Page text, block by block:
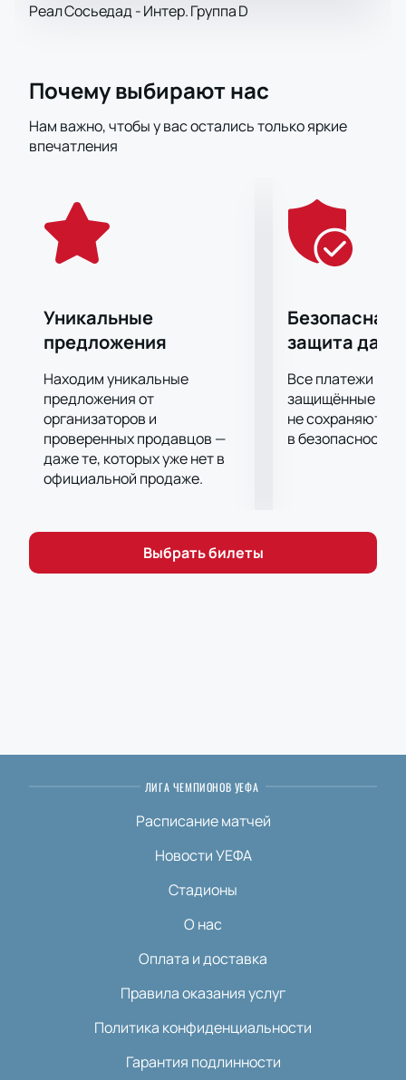
Реал Сосьедад - Интер. Группа D
Почему выбирают нас
Нам важно, чтобы у вас остались только яркие
впечатления
Уникальные
предложения
Находим уникальные
предложения от
организаторов и
проверенных продавцов —
даже те, которых уже нет в
официальной продаже.
Безопасная
защита
Все платежи
защищённые
не сохраняются
в безопасности.
Выбрать билеты
ЛИГА ЧЕМПИОНОВ УЕФА
Расписание матчей
Новости УЕФА
Стадионы
О нас
Оплата и доставка
Правила оказания услуг
Политика конфиденциальности
Гарантия подлинности